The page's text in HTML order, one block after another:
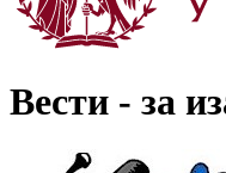
Вести - за